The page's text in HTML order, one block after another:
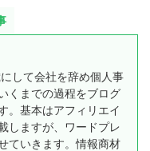
して会社を辞め個人事
くまでの過程をブログ
。基本はアフィリエイ
しますが、ワードプレ
ていきます。情報商材